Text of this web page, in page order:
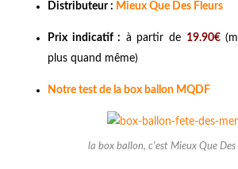
Distributeur : Mieux Que Des Fleurs
Prix indicatif : à partir de 19.90€
plus quand même)
Notre test de la box ballon MQDF
la box ballon, c'est Mieux Que Des